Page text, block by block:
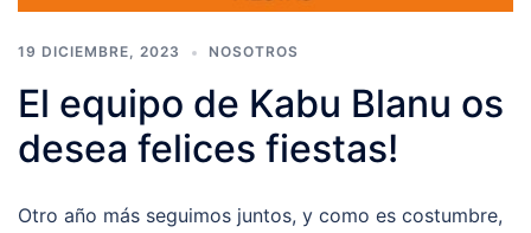
19 DICIEMBRE, 2023 NOSOTROS
El equipo de Kabu Blanu os
desea felices fiestas!
Otro año más seguimos juntos, y como es costumbre,